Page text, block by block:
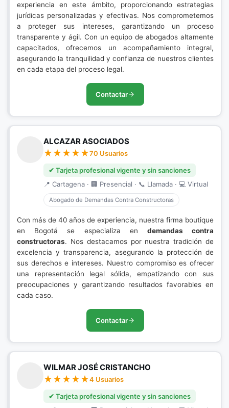
experiencia en este ámbito, proporcionando estrategias
jurídicas personalizadas y efectivas. Nos comprometemos
a proteger sus intereses, garantizando un proceso
transparente y ágil. Con un equipo de abogados altamente
capacitados, ofrecemos un acompañamiento integral,
asegurando la tranquilidad y confianza de nuestros clientes
en cada etapa del proceso legal.
Contactar
ALCAZAR ASOCIADOS
70 Usuarios
✔ Tarjeta profesional vigente y sin sanciones
📍 Cartagena · 🏢 Presencial · 📞 Llamada · 💻 Virtual
Abogado de Demandas Contra Constructoras
Con más de 40 años de experiencia, nuestra firma boutique
en Bogotá se especializa en demandas contra
constructoras. Nos destacamos por nuestra tradición de
excelencia y transparencia, asegurando la protección de
sus derechos e intereses. Nuestro compromiso es ofrecer
una representación legal sólida, empatizando con sus
preocupaciones y garantizando resultados favorables en
cada caso.
Contactar
WILMAR JOSÉ CRISTANCHO
4 Usuarios
✔ Tarjeta profesional vigente y sin sanciones